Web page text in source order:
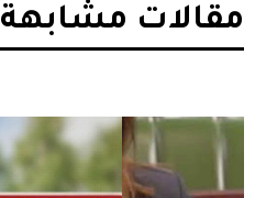
مقالات مشابهة​